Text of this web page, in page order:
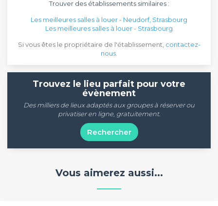
Trouver des établissements similaires :
Les meilleures salles à louer - Neudorf, Strasbourg
Les meilleures salles à louer - Strasbourg
Si vous êtes le propriétaire de l'établissement, contactez-
nous
Trouvez le lieu parfait pour votre
évènement
Des milliers de lieux adaptés aux groupes à réserver ou
privatiser en ligne, gratuitement.
Rechercher
Vous aimerez aussi...